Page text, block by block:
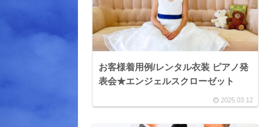
お客様着用例/レンタル衣装 ピアノ発
表会★エンジェルスクローゼット
2025.03.12